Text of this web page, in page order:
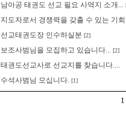
남아공 태권도 선교 필요 사역지 소개...
지도자로서 경쟁력을 갖출 수 있는 기
선교태권도장 인수하실분 [2]
보조사범님을 모집하고 있습니다... [2]
태권도선교사로 선교지를 찾습니다....
수석사범님 모십니다. [1]
1